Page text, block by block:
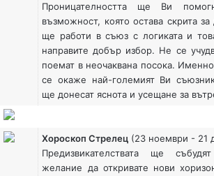
Проницателността ще Ви
възможност, която остава скрита за
ще работи в съюз с логиката и
направите добър избор. Не се
поемат в неочаквана посока.
се окаже най-големият Ви
ще донесат яснота и усещане за
Хороскоп Стрелец (23 ноември - 21
Предизвикателствата ще
желание да откривате нови